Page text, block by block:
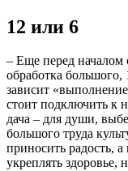
12 или 6
– Еще перед началом
обработка большого,
зависит
стоит подключить к
дача – для души,
большого труда
приносить радость,
укреплять здоровье,